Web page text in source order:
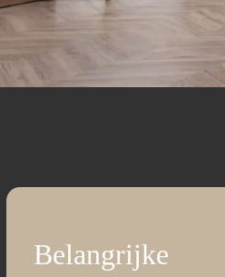
Belangrijke